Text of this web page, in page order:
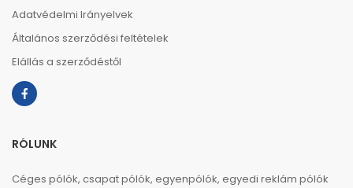
Adatvédelmi Irányelvek
Általános szerződési feltételek
Elállás a szerződéstől
RÓLUNK
Céges pólók, csapat pólók, egyenpólók, egyedi reklám pólók